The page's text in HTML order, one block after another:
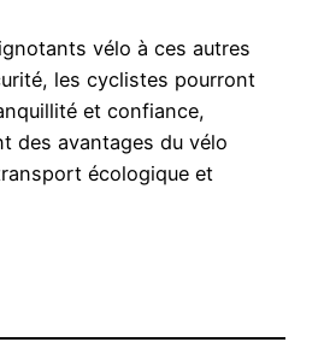
vélo à ces autres
les cyclistes pourront
et confiance,
des avantages du vélo
écologique et